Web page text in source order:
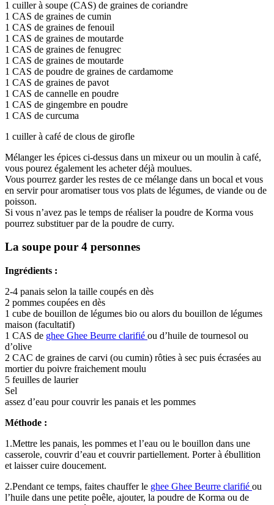
1 cuiller à soupe (CAS) de graines de coriandre
1 CAS de graines de cumin
1 CAS de graines de fenouil
1 CAS de graines de moutarde
1 CAS de graines de fenugrec
1 CAS de graines de moutarde
1 CAS de poudre de graines de cardamome
1 CAS de graines de pavot
1 CAS de cannelle en poudre
1 CAS de gingembre en poudre
1 CAS de curcuma
1 cuiller à café de clous de girofle
Mélanger les épices ci-dessus dans un mixeur ou un moulin à café,
vous pourez également les acheter déjà moulues.
Vous pourrez garder les restes de ce mélange dans un bocal et vous
en servir pour aromatiser tous vos plats de légumes, de viande ou de
poisson.
Si vous n’avez pas le temps de réaliser la poudre de Korma vous
pourrez substituer par de la poudre de curry.
La soupe pour 4 personnes
Ingrédients :
2-4 panais selon la taille coupés en dès
2 pommes coupées en dès
1 cube de bouillon de légumes bio ou alors du bouillon de légumes
maison (facultatif)
1 CAS de ghee Ghee Beurre clarifié ou d’huile de tournesol ou
d’olive
2 CAC de graines de carvi (ou cumin) rôties à sec puis écrasées au
mortier du poivre fraichement moulu
5 feuilles de laurier
Sel
assez d’eau pour couvrir les panais et les pommes
Méthode :
1.Mettre les panais, les pommes et l’eau ou le bouillon dans une
casserole, couvrir d’eau et couvrir partiellement. Porter à ébullition
et laisser cuire doucement.
2.Pendant ce temps, faites chauffer le ghee Ghee Beurre clarifié ou
l’huile dans une petite poêle, ajouter, la poudre de Korma ou de